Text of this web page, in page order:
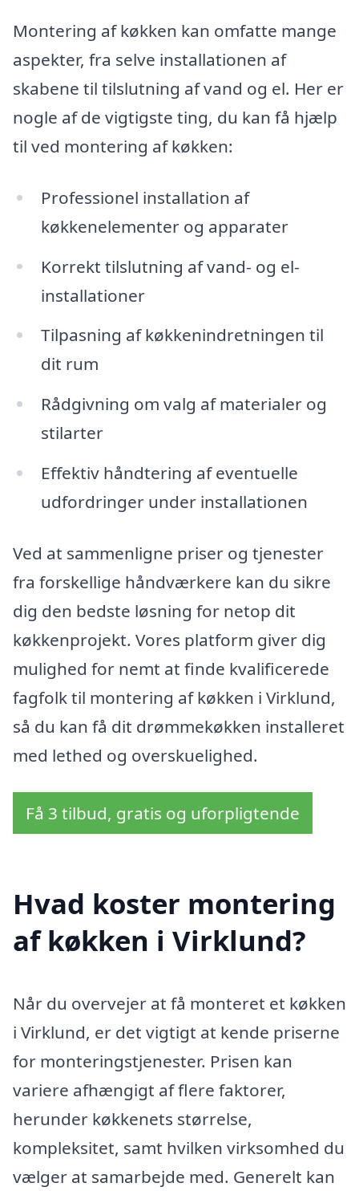
Montering af køkken kan omfatte mange
aspekter, fra selve installationen af
skabene til tilslutning af vand og el. Her er
nogle af de vigtigste ting, du kan få hjælp
til ved montering af køkken:
Professionel installation af
køkkenelementer og apparater
Korrekt tilslutning af vand- og el-
installationer
Tilpasning af køkkenindretningen til
dit rum
Rådgivning om valg af materialer og
stilarter
Effektiv håndtering af eventuelle
udfordringer under installationen
Ved at sammenligne priser og tjenester
fra forskellige håndværkere kan du sikre
dig den bedste løsning for netop dit
køkkenprojekt. Vores platform giver dig
mulighed for nemt at finde kvalificerede
fagfolk til montering af køkken i Virklund,
så du kan få dit drømmekøkken installeret
med lethed og overskuelighed.
Få 3 tilbud, gratis og uforpligtende
Hvad koster montering
af køkken i Virklund?
Når du overvejer at få monteret et køkken
i Virklund, er det vigtigt at kende priserne
for monteringstjenester. Prisen kan
variere afhængigt af flere faktorer,
herunder køkkenets størrelse,
kompleksitet, samt hvilken virksomhed du
vælger at samarbejde med. Generelt kan